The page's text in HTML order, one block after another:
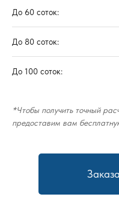
До 60 соток:
До 80 соток:
До 100 соток:
*Чтобы получить точный
предоставим вам